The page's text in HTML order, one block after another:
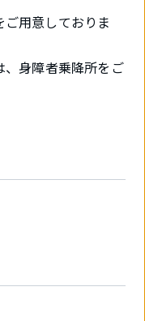
用意しておりま
身障者乗降所をご